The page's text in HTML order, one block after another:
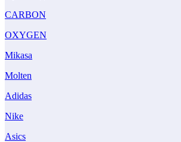
CARBON
OXYGEN
Mikasa
Molten
Adidas
Nike
Asics